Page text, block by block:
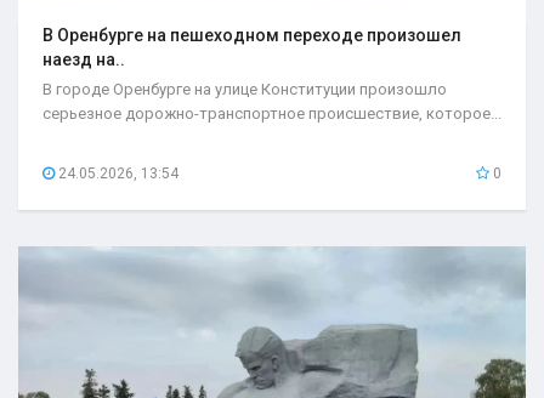
В Оренбурге на пешеходном переходе произошел
наезд на..
В городе Оренбурге на улице Конституции произошло
серьезное дорожно-транспортное происшествие, которое...
24.05.2026, 13:54 0